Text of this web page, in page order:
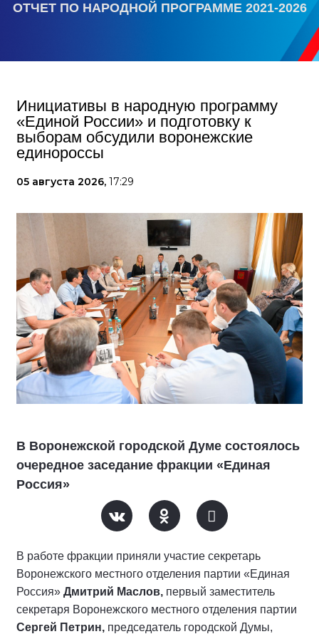
ОТЧЕТ ПО НАРОДНОЙ ПРОГРАММЕ 2021-2026
Инициативы в народную программу
«Единой России» и подготовку к
выборам обсудили воронежские
единороссы
05 августа 2026, 17:29
В Воронежской городской Думе состоялось
очередное заседание фракции «Единая
Россия»
В работе фракции приняли участие секретарь
Воронежского местного отделения партии «Единая
Россия» Дмитрий Маслов, первый заместитель
секретаря Воронежского местного отделения партии
Сергей Петрин, председатель городской Думы,